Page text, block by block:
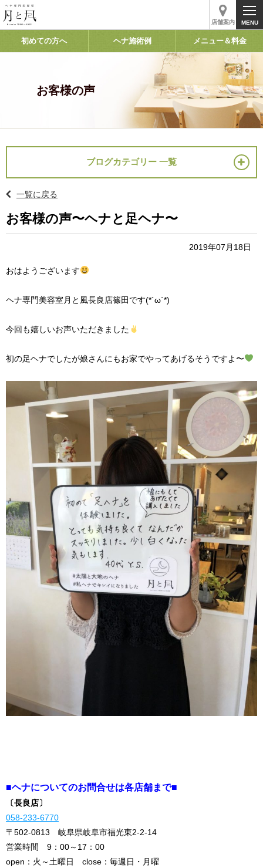
店舗案内
初めての方へ ヘナ施術例 メニュー＆料金
お客様の声
ブログカテゴリー 一覧
一覧に戻る
お客様の声〜ヘナと足ヘナ〜
2019年07月18日
おはようございます
ヘナ専門美容室月と風長良店篠田です(*´ω`*)
今回も嬉しいお声いただきました
初の足ヘナでしたが娘さんにもお家でやってあげるそうですよ〜
■ヘナについてのお問合せは各店舗まで■
〔長良店〕
058-233-6770
〒502-0813 岐阜県岐阜市福光東2-2-14
営業時間 9：00～17：00
open：火～土曜日 close：毎週日・月曜